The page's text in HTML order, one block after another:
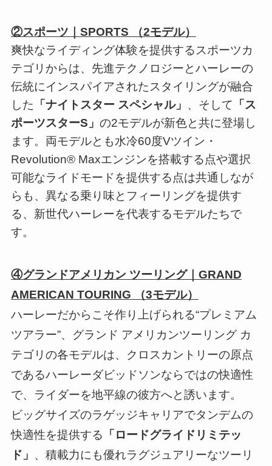
②スポーツ｜SPORTS （2モデル）
爽快なライディング体験を提供するスポーツカ
テゴリからは、先進テクノロジーとハーレーの
伝統にインスパイアされたスタイリングが融合
した 「ナイトスター スペシャル」 、そして 「ス
ポーツスターS」 の2モデルが新色と共に登場し
ます。両モデルとも水冷60度Vツイン・
Revolution® Maxエンジンを搭載する点や選択
可能なライドモードを提供する点は共通しなが
らも、異なる乗り味とフィーリングを提供す
る、新世代ハーレーを代表するモデルたちで
す。
④グランドアメリカン ツーリング｜GRAND
AMERICAN TOURING （3モデル）
ハーレーだからこそ作り上げられる“プレミアム
ツアラー”、グランド アメリカンツーリング カ
テゴリの各モデルは、クロスカントリーの原点
であるハーレーダビッドソンならではの快適性
で、ライダーを地平線の彼方へと誘います。
ビッグサイズのラゲッジキャリアでタンデムの
快適性を提供する 「ロードグライドリミテッ
ド」 、積載力にも優れラグジュアリーなツーリ